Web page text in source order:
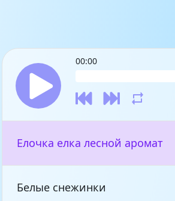
00:00
Елочка елка лесной аромат
Белые снежинки